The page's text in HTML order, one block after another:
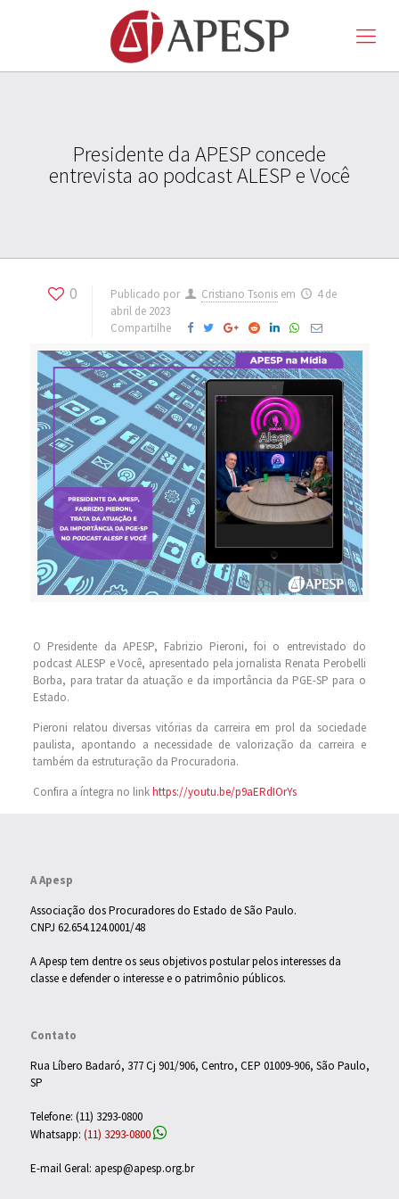
Presidente da APESP concede
entrevista ao podcast ALESP e Você
0 Publicado por Cristiano Tsonis em
4 de
abril de 2023
Compartilhe
O Presidente da APESP, Fabrizio Pieroni, foi o entrevistado do
podcast ALESP e Você, apresentado pela jornalista Renata Perobelli
Borba, para tratar da atuação e da importância da PGE-SP para o
Estado.
Pieroni relatou diversas vitórias da carreira em prol da sociedade
paulista, apontando a necessidade de valorização da carreira e
também da estruturação da Procuradoria.
Confira a íntegra no linkhttps://youtu.be/p9aERdIOrYs
A Apesp
Associação dos Procuradores do Estado de São Paulo.
CNPJ 62.654.124.0001/48
A Apesp tem dentre os seus objetivos postular pelos interesses da
classe e defender o interesse e o patrimônio públicos.
Contato
Rua Líbero Badaró, 377 Cj 901/906, Centro, CEP 01009-906, São Paulo,
SP
Telefone: (11) 3293-0800
Whatsapp: (11) 3293-0800
E-mail Geral: apesp@apesp.org.br